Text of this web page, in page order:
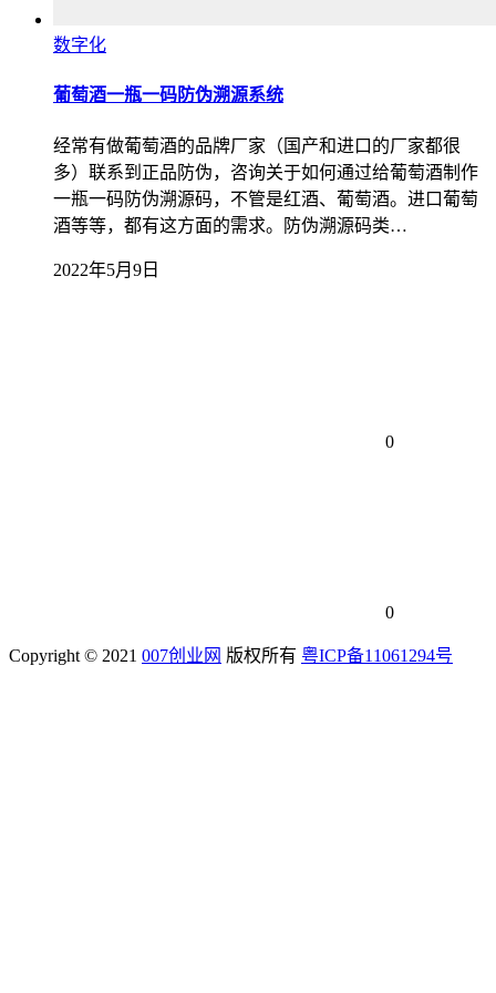
数字化
葡萄酒一瓶一码防伪溯源系统
经常有做葡萄酒的品牌厂家（国产和进口的厂家都很
多）联系到正品防伪，咨询关于如何通过给葡萄酒制作
一瓶一码防伪溯源码，不管是红酒、葡萄酒。进口葡萄
酒等等，都有这方面的需求。防伪溯源码类…
2022年5月9日
0
0
Copyright © 2021 007创业网 版权所有 粤ICP备11061294号